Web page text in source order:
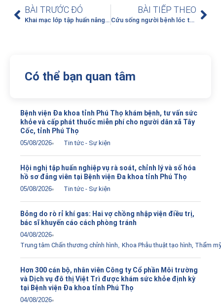
BÀI TRƯỚC ĐÓ
Khai mạc lớp tập huấn nâng cao năng lực chuyên môn cho điều dưỡng chăm sóc người bệnh COVID-19 nặng, nguy kịch
BÀI TIẾP THEO
Cứu sống người bệnh lóc tách động mạch chủ Stanford B phức tạp
Có thể bạn quan tâm
Bệnh viện Đa khoa tỉnh Phú Thọ khám bệnh, tư vấn sức
khỏe và cấp phát thuốc miễn phí cho người dân xã Tây
Cốc, tỉnh Phú Thọ
05/08/2026 Tin tức - Sự kiện
Hội nghị tập huấn nghiệp vụ rà soát, chỉnh lý và số hóa
hồ sơ đảng viên tại Bệnh viện Đa khoa tỉnh Phú Thọ
05/08/2026 Tin tức - Sự kiện
Bỏng do rò rỉ khí gas: Hai vợ chồng nhập viện điều trị,
bác sĩ khuyến cáo cách phòng tránh
04/08/2026
Trung tâm Chấn thương chỉnh hình, Khoa Phẫu thuật tạo hình, Thẩm
Hơn 300 cán bộ, nhân viên Công ty Cổ phần Môi trường
và Dịch vụ đô thị Việt Trì được khám sức khỏe định kỳ
tại Bệnh viện Đa khoa tỉnh Phú Thọ
04/08/2026